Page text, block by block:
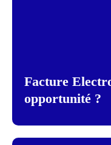
Facture
opportunité ?